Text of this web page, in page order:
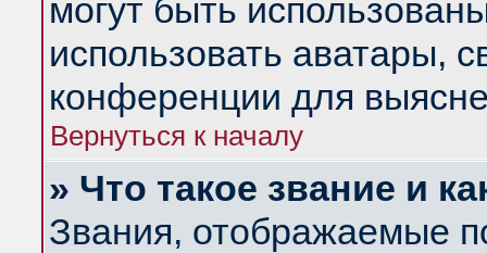
могут быть
использовать аватары,
конференции для
Вернуться к началу
» Что такое звание и
Звания, отображаемые